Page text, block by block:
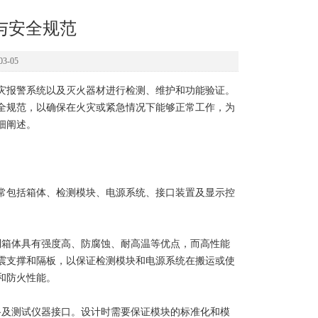
安全规范
05
系统以及灭火器材进行检测、维护和功能验证。
范，以确保在火灾或紧急情况下能够正常工作，为
述。
括箱体、检测模块、电源系统、接口装置及显示控
具有强度高、防腐蚀、耐高温等优点，而高性能
撑和隔板，以保证检测模块和电源系统在搬运或使
火性能。
试仪器接口。设计时需要保证模块的标准化和模